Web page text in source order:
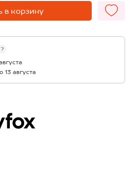
в корзину
?
13 августа